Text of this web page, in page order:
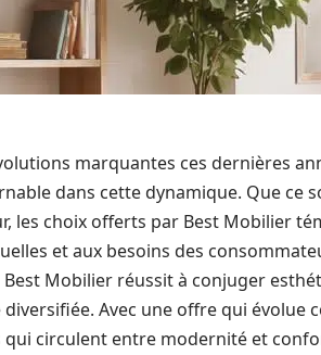
marquantes ces dernières
dans cette dynamique. Que ce
les choix offerts par Best Mobilier
et aux besoins des
Mobilier réussit à conjuger
Avec une offre qui évolue
qui circulent entre modernité et